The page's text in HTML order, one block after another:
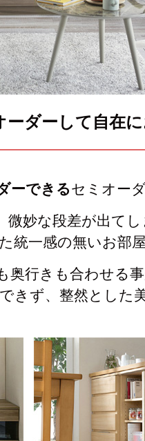
ラック
式カウンター下ラック
Chene】ウッドフレームソファ
Cruse】ウッドフレームソファ
RAMON】ウッドアームソファ
Grace】ウッドフレームソファ
Gainer】ウッドフレームソファ
納
収納
ラック
収納
ダーして自在
ーできるセミオーダ
妙な段差が出て
一感の無いお部
奥行きも合わせる
きず、整然とした